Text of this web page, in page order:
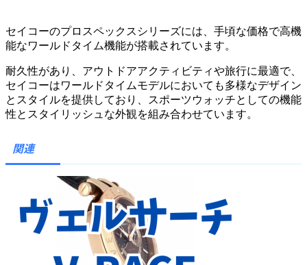
セイコーのプロスペックスシリーズには、手頃な価格で高機
能なワールドタイム機能が搭載されています。
耐久性があり、アウトドアアクティビティや旅行に最適で、
セイコーはワールドタイムモデルにおいても多様なデザイン
とスタイルを提供しており、スポーツウォッチとしての機能
性とスタイリッシュな外観を組み合わせています。
関連